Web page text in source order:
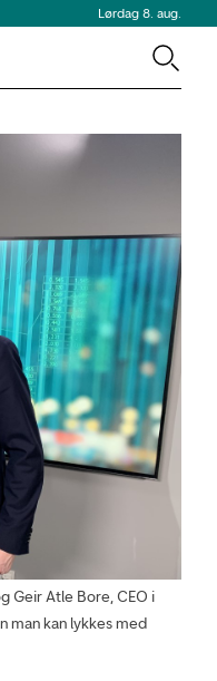
Lørdag 8. aug.
Geir Atle Bore, CEO i
man kan lykkes med